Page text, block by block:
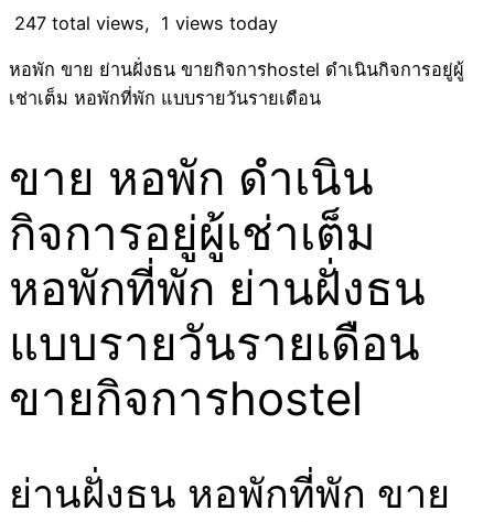
247 total views, 1 views today
หอพัก ขาย ย่านฝั่งธน ขายกิจการhostel ดำเนินกิจการอยู่ผู้
เช่าเต็ม หอพักที่พัก แบบรายวันรายเดือน
ขาย หอพัก ดำเนิน
กิจการอยู่ผู้เช่าเต็ม
หอพักที่พัก ย่านฝั่งธน
แบบรายวันรายเดือน
ขายกิจการhostel
ย่านฝั่งธน หอพักที่พัก ขาย